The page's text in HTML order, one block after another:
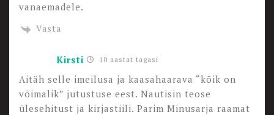
vanaemadele.
Vasta
Kirsti 10 aastat tagasi
Aitäh selle imeilusa ja kaasahaarava “kõik on
võimalik” jutustuse eest. Nautisin teose
ülesehitust ja kirjastiili. Parim Minusarja raamat